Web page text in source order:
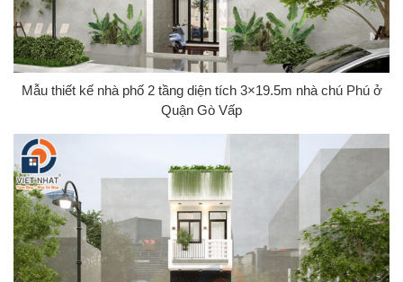
Mẫu thiết kế nhà phố 2 tầng diện tích 3×19.5m nhà chú Phú ở
Quận Gò Vấp